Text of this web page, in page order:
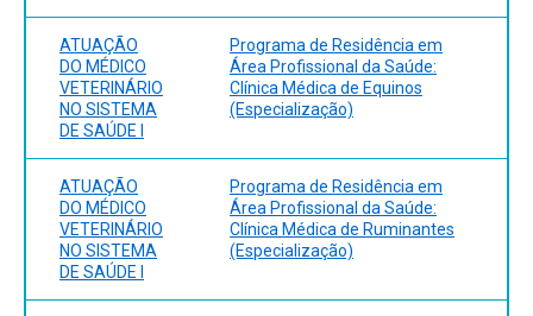
ATUAÇÃO
DO MÉDICO
VETERINÁRIO
NO SISTEMA
DE SAÚDE I
Programa de Residência em
Área Profissional da Saúde:
Clínica Médica de Equinos
(Especialização)
ATUAÇÃO
DO MÉDICO
VETERINÁRIO
NO SISTEMA
DE SAÚDE I
Programa de Residência em
Área Profissional da Saúde:
Clínica Médica de Ruminantes
(Especialização)